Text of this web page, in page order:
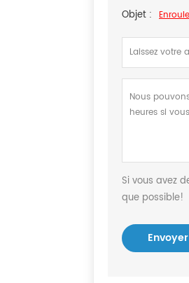
Objet :
Si vous avez
que possible!